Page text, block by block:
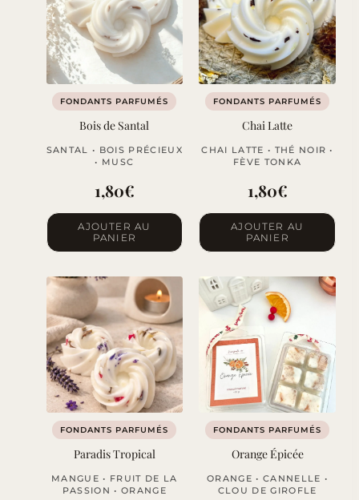
FONDANTS PARFUMÉS
Bois de Santal
SANTAL • BOIS PRÉCIEUX
• MUSC
1,80€
AJOUTER AU
PANIER
FONDANTS PARFUMÉS
Chai Latte
CHAI LATTE • THÉ NOIR •
FÈVE TONKA
1,80€
AJOUTER AU
PANIER
FONDANTS PARFUMÉS
Paradis Tropical
MANGUE • FRUIT DE LA
PASSION • ORANGE
FONDANTS PARFUMÉS
Orange Épicée
ORANGE • CANNELLE •
CLOU DE GIROFLE